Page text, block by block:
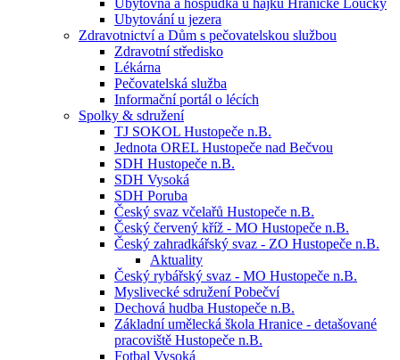
Ubytovna a hospůdka u hájku Hranické Loučky
Ubytování u jezera
Zdravotnictví a Dům s pečovatelskou službou
Zdravotní středisko
Lékárna
Pečovatelská služba
Informační portál o lécích
Spolky & sdružení
TJ SOKOL Hustopeče n.B.
Jednota OREL Hustopeče nad Bečvou
SDH Hustopeče n.B.
SDH Vysoká
SDH Poruba
Český svaz včelařů Hustopeče n.B.
Český červený kříž - MO Hustopeče n.B.
Český zahradkářský svaz - ZO Hustopeče n.B.
Aktuality
Český rybářský svaz - MO Hustopeče n.B.
Myslivecké sdružení Pobečví
Dechová hudba Hustopeče n.B.
Základní umělecká škola Hranice - detašované
pracoviště Hustopeče n.B.
Fotbal Vysoká